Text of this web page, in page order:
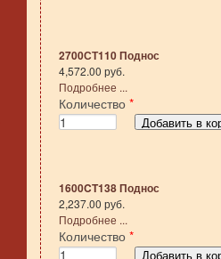
2700СТ110 Поднос
4,572.00 руб.
Подробнее ...
Количество *
1600CT138 Поднос
2,237.00 руб.
Подробнее ...
Количество *